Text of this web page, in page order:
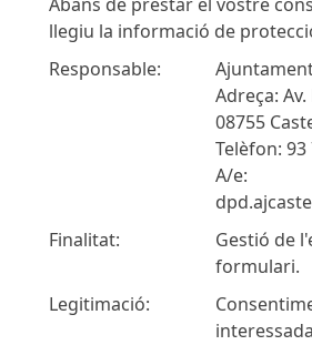
llegiu la informació de
Responsable:
Adreça:
08755
Telèfon: 93
A/e:
Finalitat:
Gestió de
formulari.
Legitimació: